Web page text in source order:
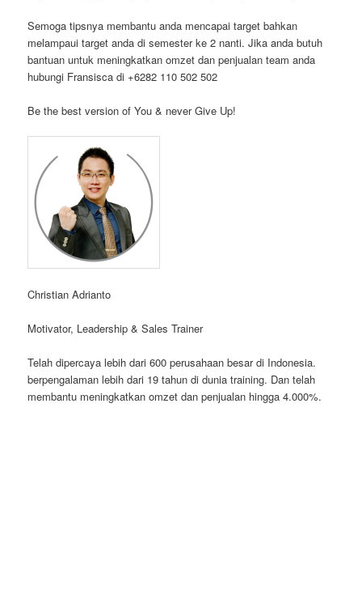
Semoga tipsnya membantu anda mencapai target bahkan
melampaui target anda di semester ke 2 nanti. Jika anda butuh
bantuan untuk meningkatkan omzet dan penjualan team anda
hubungi Fransisca di +6282 110 502 502
Be the best version of You & never Give Up!
Christian Adrianto
Motivator, Leadership & Sales Trainer
Telah dipercaya lebih dari 600 perusahaan besar di Indonesia.
berpengalaman lebih dari 19 tahun di dunia training. Dan telah
membantu meningkatkan omzet dan penjualan hingga 4.000%.